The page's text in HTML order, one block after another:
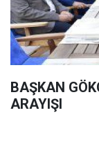
BAŞKAN
ARAYIŞI